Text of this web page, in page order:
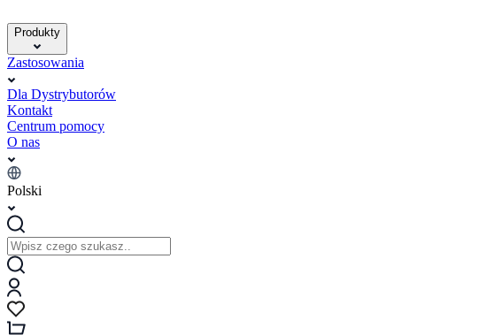
Produkty
Zastosowania
Dla Dystrybutorów
Kontakt
Centrum pomocy
O nas
Polski